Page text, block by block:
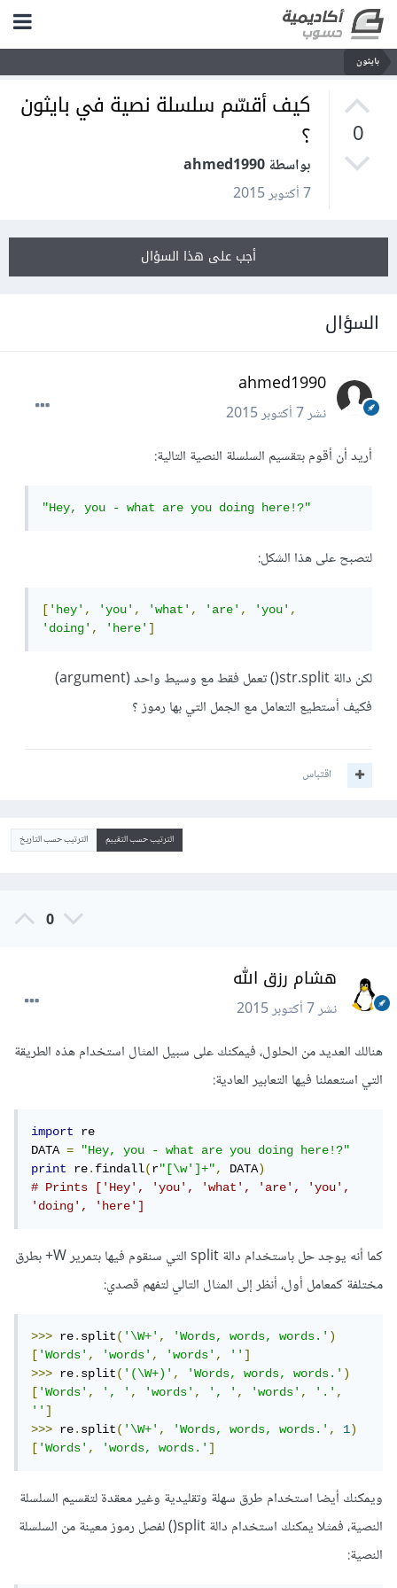
بايثون
0
كيف أقسّم سلسلة نصية في بايثون
؟
بواسطة ahmed1990
7 أكتوبر 2015
أجب على هذا السؤال
السؤال
ahmed1990
نشر7 أكتوبر 2015
أريد أن أقوم بتقسيم السلسلة النصية التالية:
"Hey, you - what are you doing here!?"
لتصبح على هذا الشكل:
['hey', 'you', 'what', 'are', 'you',
'doing', 'here']
لكن دالة str.split() تعمل فقط مع وسيط واحد (argument)
فكيف أستطيع التعامل مع الجمل التي بها رموز ؟
اقتباس
الترتيب حسب التقييم الترتيب حسب التاريخ
0
هشام رزق الله
نشر7 أكتوبر 2015
هنالك العديد من الحلول، فيمكنك على سبيل المثال استخدام هذه الطريقة
التي استعملنا فيها التعابير العادية:
import
re
DATA =
"Hey, you - what are you doing here!?"
print
re.findall(r"[\w']+", DATA)
# Prints ['Hey', 'you', 'what', 'are', 'you',
'doing', 'here']
كما أنه يوجد حل باستخدام دالة split التي سنقوم فيها بتمرير W+ بطرق
مختلفة كمعامل أول، أنظر إلى المثال التالي لتفهم قصدي:
>>> re.split('\W+', 'Words, words, words.')
['Words', 'words', 'words', '']
>>> re.split('(\W+)', 'Words, words, words.')
['Words', ', ', 'words', ', ', 'words', '.',
'']
>>> re.split('\W+', 'Words, words, words.', 1)
['Words', 'words, words.']
ويمكنك أيضا استخدام طرق سهلة وتقليدية وغير معقدة لتقسيم السلسلة
النصية، فمثلا يمكنك استخدام دالة split() لفصل رموز معينة من السلسلة
النصية: